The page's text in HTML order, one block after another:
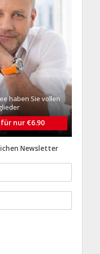
haben Sie vollen
nur €6.90
Newsletter